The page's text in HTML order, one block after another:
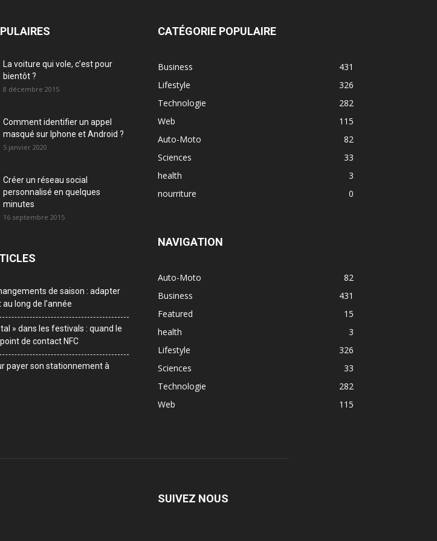
La voiture qui vole, c’est pour
bientôt ?
8 décembre 2015
Comment identifier un appel
masqué sur Iphone et Android ?
5 janvier 2020
Créer un réseau social
personnalisé en quelques
minutes
16 septembre 2015
de saison : adapter
long de l’année
» dans les festivals : quand le
de contact NFC
payer son stationnement à
CATÉGORIE POPULAIRE
Business
431
Lifestyle
326
Technologie
282
Web
115
Auto-Moto
82
Sciences
33
health
3
nourriture
0
NAVIGATION
Auto-Moto
82
Business
431
Featured
15
health
3
Lifestyle
326
Sciences
33
Technologie
282
Web
115
SUIVEZ NOUS